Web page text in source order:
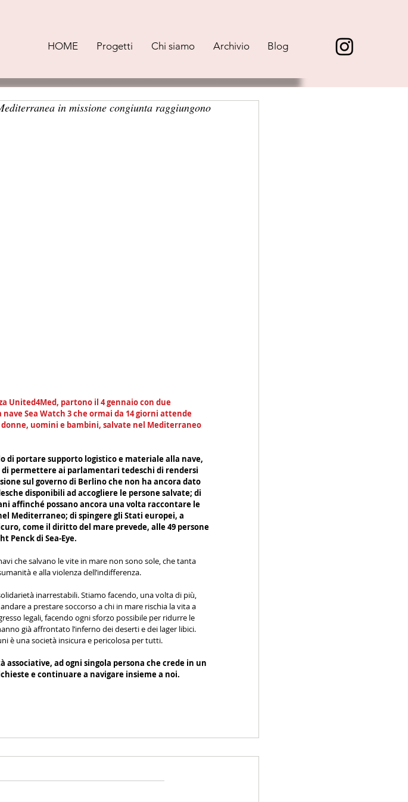
HOME Progetti Chi siamo Archivio Blog
in missione congiunta raggiungono
United4Med, partono il 4 gennaio con due
Sea Watch 3 che ormai da 14 giorni attende
donne, uomini e bambini, salvate nel Mediterraneo
di portare supporto logistico e materiale alla nave,
permettere ai parlamentari tedeschi di rendersi
sul governo di Berlino che non ha ancora dato
disponibili ad accogliere le persone salvate; di
affinché possano ancora una volta raccontare le
Mediterraneo; di spingere gli Stati europei, a
come il diritto del mare prevede, alle 49 persone
Penck di Sea-Eye.
che salvano le vite in mare non sono sole, che tanta
e alla violenza dell’indifferenza.
inarrestabili. Stiamo facendo, una volta di più,
a prestare soccorso a chi in mare rischia la vita a
legali, facendo ogni sforzo possibile per ridurre le
già affrontato l’inferno dei deserti e dei lager libici.
è una società insicura e pericolosa per tutti.
associative, ad ogni singola persona che crede in un
e continuare a navigare insieme a noi.